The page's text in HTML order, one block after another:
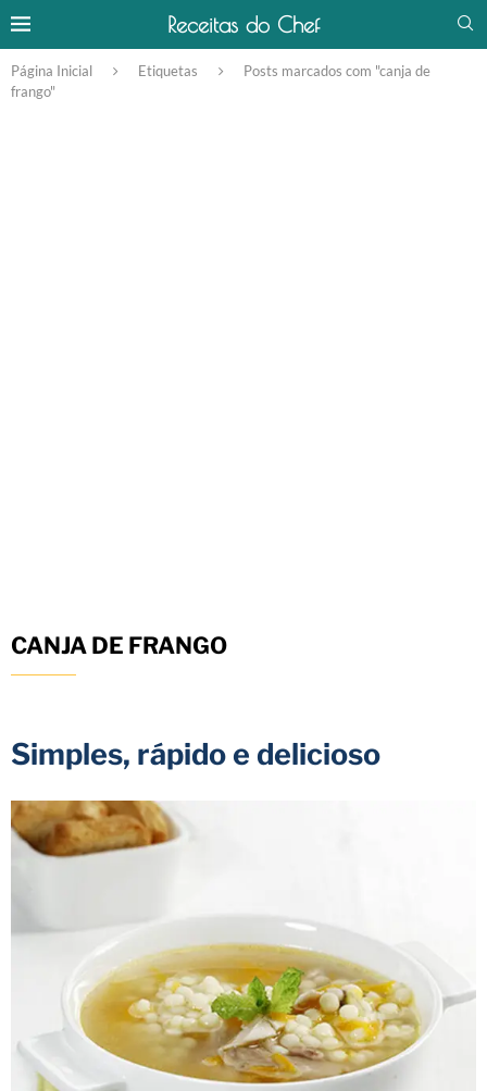
Receitas do Chef
Página Inicial Etiquetas
Posts marcados com "canja de
frango"
CANJA DE FRANGO
Simples, rápido e delicioso